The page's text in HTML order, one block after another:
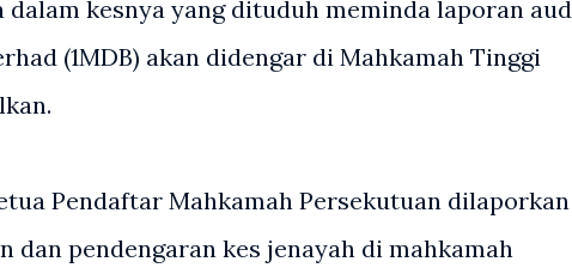
dalam kesnya yang dituduh meminda laporan
(1MDB) akan didengar di Mahkamah Tinggi
Pendaftar Mahkamah Persekutuan dilaporkan
dan pendengaran kes jenayah di mahkamah